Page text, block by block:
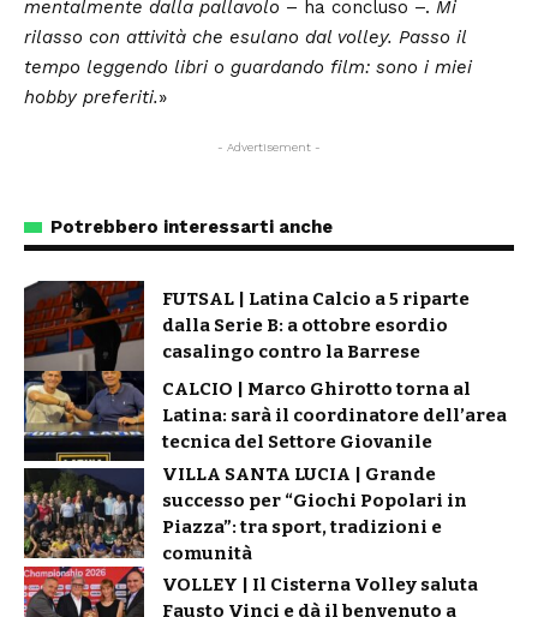
mentalmente dalla pallavolo – ha concluso –. Mi
rilasso con attività che esulano dal volley. Passo il
tempo leggendo libri o guardando film: sono i miei
hobby preferiti.»
- Advertisement -
Potrebbero interessarti anche
FUTSAL | Latina Calcio a 5 riparte
dalla Serie B: a ottobre esordio
casalingo contro la Barrese
CALCIO | Marco Ghirotto torna al
Latina: sarà il coordinatore dell’area
tecnica del Settore Giovanile
VILLA SANTA LUCIA | Grande
successo per “Giochi Popolari in
Piazza”: tra sport, tradizioni e
comunità
VOLLEY | Il Cisterna Volley saluta
Fausto Vinci e dà il benvenuto a